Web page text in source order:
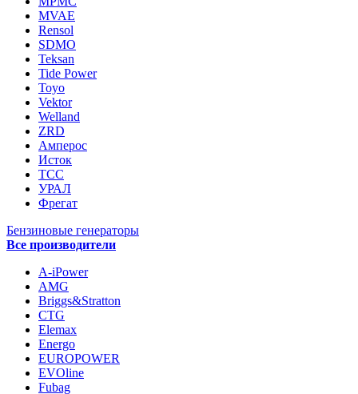
MVAE
Rensol
SDMO
Teksan
Tide Power
Toyo
Vektor
Welland
ZRD
Амперос
Исток
ТСС
УРАЛ
Фрегат
Бензиновые генераторы
Все производители
A-iPower
AMG
Briggs&Stratton
CTG
Elemax
Energo
EUROPOWER
EVOline
Fubag